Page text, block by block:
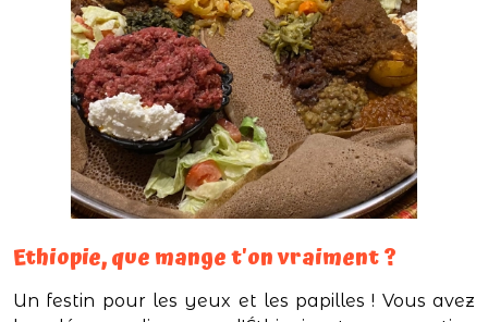
Ethiopie, que mange t'on vraiment ?
Un festin pour les yeux et les papilles ! Vous avez